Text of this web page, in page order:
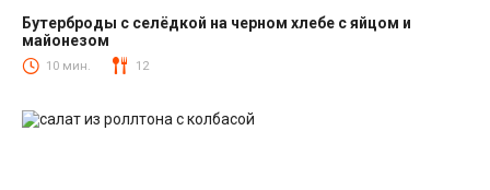
Закуски
Бутерброды с селёдкой на черном хлебе с яйцом и
майонезом
10 мин. 12